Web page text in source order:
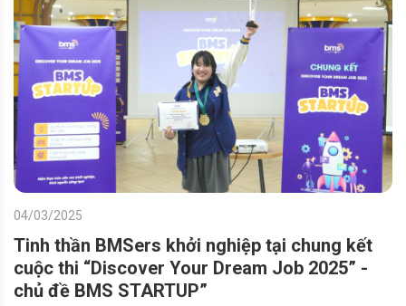
04/03/2025
Tinh thần BMSers khởi nghiệp tại chung kết
cuộc thi “Discover Your Dream Job 2025” -
chủ đề BMS STARTUP”